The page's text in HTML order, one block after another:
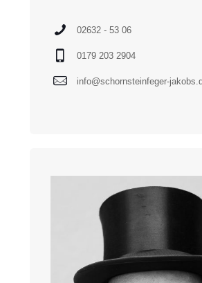
02632 - 53 06
0179 203 2904
info@schornsteinfeger-